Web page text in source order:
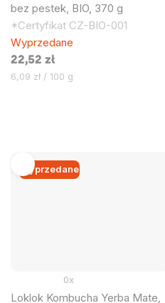
bez pestek, BIO, 370 g
*Certyfikat CZ-BIO-001
Wyprzedane
22,52 zł
Cena
6,09 zł / 100 g
Wyprzedane
Loklok Kombucha Yerba Mate,
0x